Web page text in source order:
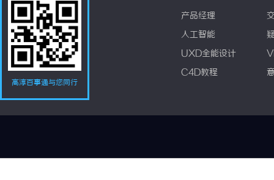
高淳百事通与您同行
产品经理
人工智能
UXD全能设计
C4D教程